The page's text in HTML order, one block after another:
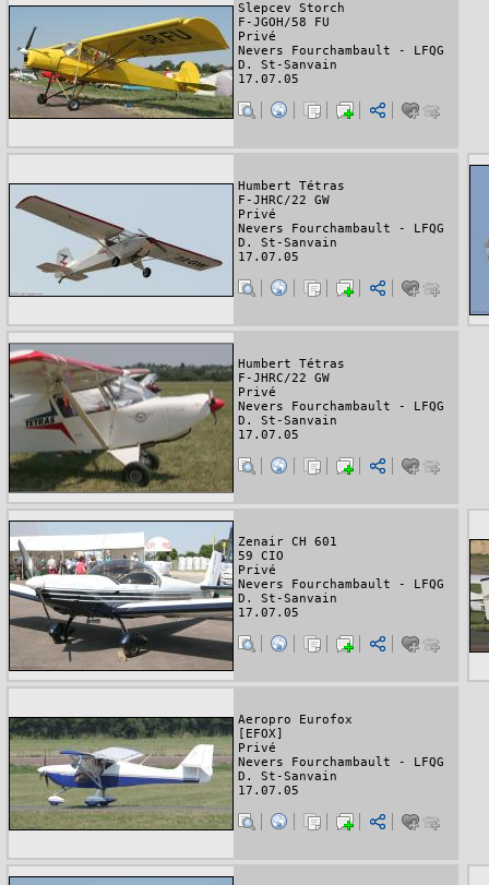
Slepcev Storch
F-JGOH/58 FU
Privé
Nevers Fourchambault - LFQG
D. St-Sanvain
17.07.05
Humbert Tétras
F-JHRC/22 GW
Privé
Nevers Fourchambault - LFQG
D. St-Sanvain
17.07.05
Humbert Tétras
F-JHRC/22 GW
Privé
Nevers Fourchambault - LFQG
D. St-Sanvain
17.07.05
Zenair CH 601
59 CIO
Privé
Nevers Fourchambault - LFQG
D. St-Sanvain
17.07.05
Aeropro Eurofox
[EFOX]
Privé
Nevers Fourchambault - LFQG
D. St-Sanvain
17.07.05